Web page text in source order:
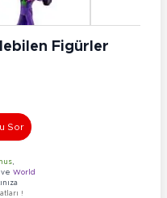
Figürler
Sor
ve World
!